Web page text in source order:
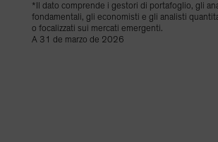
*Il dato comprende i gestori di portafoglio, gli
fondamentali, gli economisti e gli analisti
o focalizzati sui mercati emergenti.
A 31 de marzo de 2026